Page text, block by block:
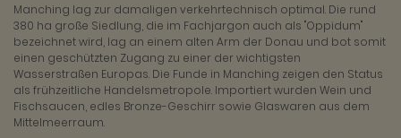
Manching lag zur damaligen verkehrtechnisch optimal. Die rund
380 ha große Siedlung, die im Fachjargon auch als "Oppidum"
bezeichnet wird, lag an einem alten Arm der Donau und bot somit
einen geschützten Zugang zu einer der wichtigsten
Wasserstraßen Europas. Die Funde in Manching zeigen den Status
als frühzeitliche Handelsmetropole. Importiert wurden Wein und
Fischsaucen, edles Bronze-Geschirr sowie Glaswaren aus dem
Mittelmeerraum.